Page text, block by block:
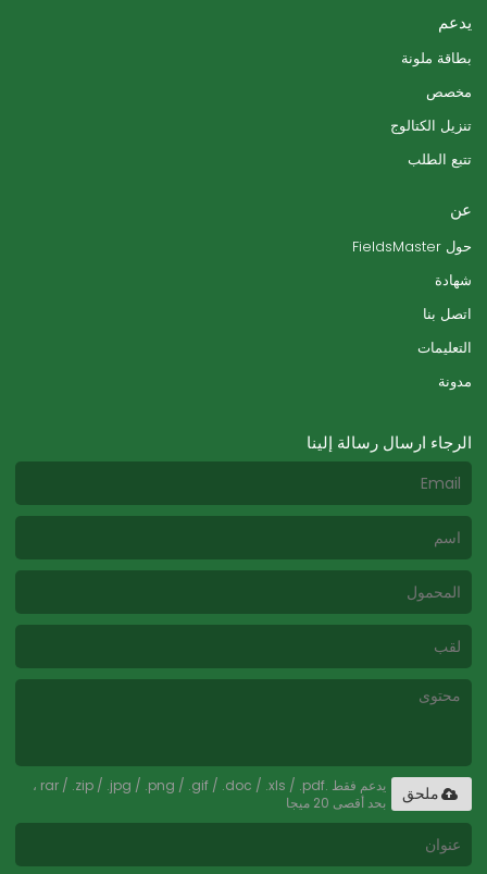
يدعم
بطاقة ملونة
مخصص
تنزيل الكتالوج
تتبع الطلب
عن
حول FieldsMaster
شهادة
اتصل بنا
التعليمات
مدونة
الرجاء ارسال رسالة إلينا
يدعم فقط .rar / .zip / .jpg / .png / .gif / .doc / .xls / .pdf ،
بحد أقصى 20 ميجا
ملحق